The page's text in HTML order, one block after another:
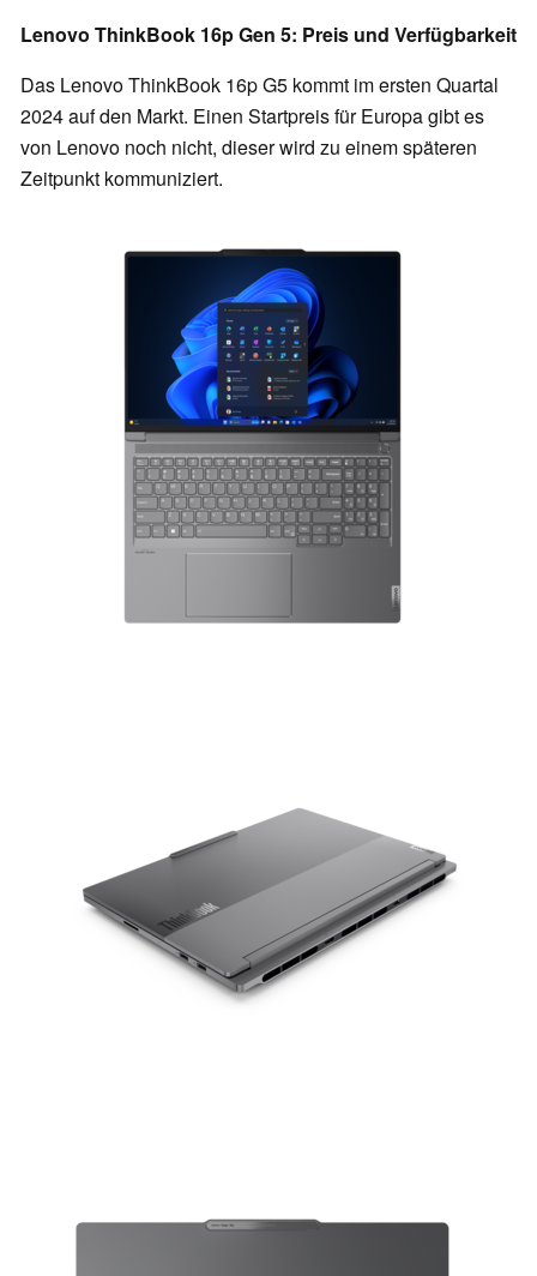
Lenovo ThinkBook 16p Gen 5: Preis und Verfügbarkeit
Das Lenovo ThinkBook 16p G5 kommt im ersten Quartal
2024 auf den Markt. Einen Startpreis für Europa gibt es
von Lenovo noch nicht, dieser wird zu einem späteren
Zeitpunkt kommuniziert.